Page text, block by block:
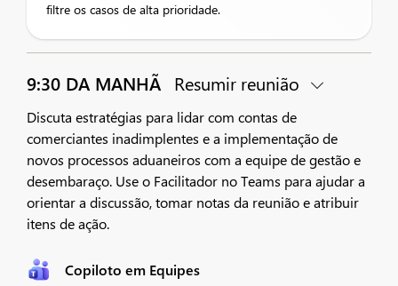
filtre os casos de alta prioridade.
9:30 DA MANHÃ Resumir reunião
Discuta estratégias para lidar com contas de
comerciantes inadimplentes e a implementação de
novos processos aduaneiros com a equipe de gestão e
desembaraço. Use o Facilitador no Teams para ajudar a
orientar a discussão, tomar notas da reunião e atribuir
itens de ação.
Copiloto em Equipes